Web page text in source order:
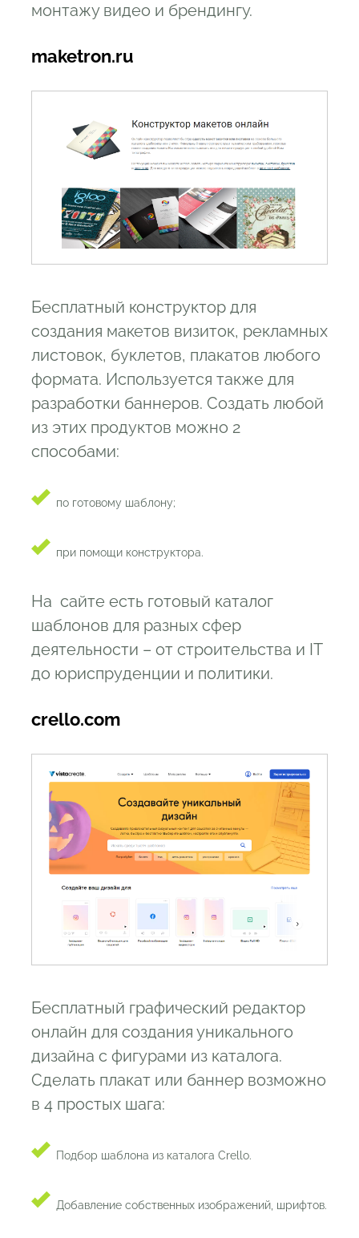
монтажу видео и брендингу.
maketron.ru
Бесплатный конструктор для
создания макетов визиток, рекламных
листовок, буклетов, плакатов любого
формата. Используется также для
разработки баннеров. Создать любой
из этих продуктов можно 2
способами:
по готовому шаблону;
при помощи конструктора.
На сайте есть готовый каталог
шаблонов для разных сфер
деятельности – от строительства и IT
до юриспруденции и политики.
crello.com
Бесплатный графический редактор
онлайн для создания уникального
дизайна с фигурами из каталога.
Сделать плакат или баннер возможно
в 4 простых шага:
Подбор шаблона из каталога Crello.
Добавление собственных изображений, шрифтов.